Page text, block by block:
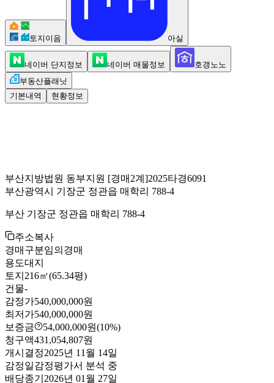
토지이음 아실
네이버 단지정보 네이버 매물정보
호갱노노
부동산플래닛
기본내역
현황정보
부산지방법원 동부지원 [경매2계]2025타경6091
부산광역시 기장군 정관읍 매학리 788-4
부산 기장군 정관읍 매학리 788-4
주소복사
경매구분임의경매
용도대지
토지 216㎡(65.34평)
건물-
감정가540,000,000원
최저가540,000,000원
보증금
54,000,000원(10%)
청구액431,054,807원
개시결정2025년 11월 14일
감정일감정평가서 분석 중
배당종기 2026년 01월 27일